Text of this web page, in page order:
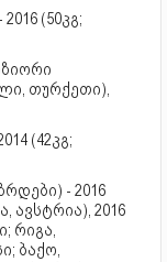
(50კგ;
თურქეთი),
(42კგ;
- 2016
ავსტრია), 2016
რიგა,
ბაქო,